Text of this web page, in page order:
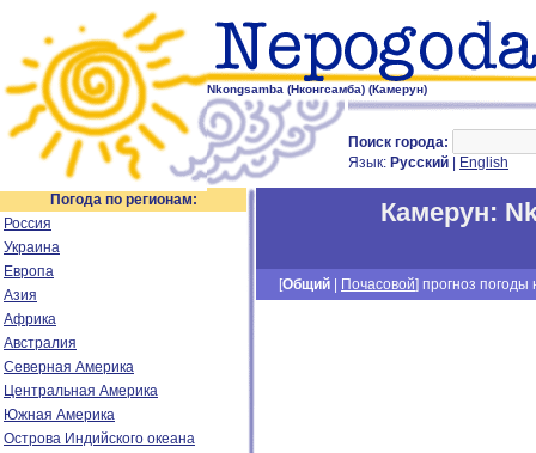
Nkongsamba (Нконгсамба) (Камерун)
Поиск города:
Язык: Русский English
Погода по регионам:
Россия
Украина
Европа
Азия
Африка
Австралия
Северная Америка
Центральная Америка
Южная Америка
Острова Индийского океана
Камерун:
[Общий Почасовой] прогноз погоды